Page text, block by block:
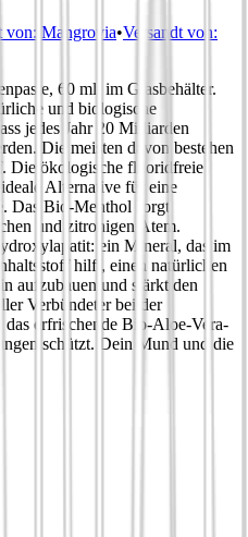
von: Mangrovia•Versandt von:
60 ml, im Glasbehälter.
und biologische
jedes Jahr 20 Milliarden
Die meisten davon bestehen
Die ökologische fluoridfreie
Alternative für eine
Das Bio-Menthol sorgt
und zitronigen Atem.
ein Mineral, das im
hilft, einen natürlichen
aufzubauen und stärkt den
Verbündeter bei der
erfrischende Bio-Aloe-Vera-
schützt. Dein Mund und die